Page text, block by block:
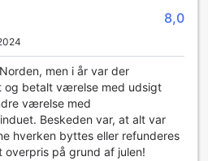
ainsi que dans les
permet de rester connecté à
planifier vos activités ou
en temps réel. Pour votre
proximité est également
une sélection d'articles
Ainsi, vous n'aurez jamais à vous
que ce soit durant votre séjour.
8,0
men i år var der
og betalt værelse med udsigt
værelse med
Beskeden var, at alt var
hverken byttes eller refunderes
på grund af julen!